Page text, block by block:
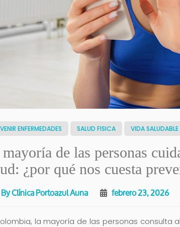
ENFERMEDADES SALUD FISICA VIDA SALUDABLE
de las personas
¿por qué nos cuesta
ByClínica Portoazul Auna febrero 23, 2026
la mayoría de las personas